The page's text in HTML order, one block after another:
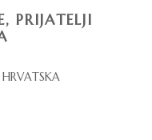
PRIJATELJI
HRVATSKA